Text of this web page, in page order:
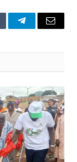
TelegramEmail